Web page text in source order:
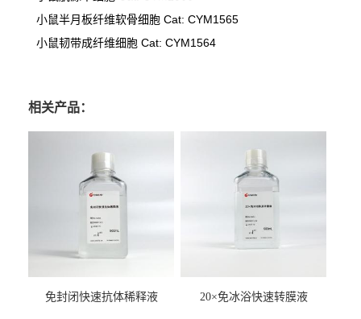
小鼠半月板纤维软骨细胞 Cat: CYM1565
小鼠韧带成纤维细胞 Cat: CYM1564
相关产品：
免封闭快速抗体稀释液 20×免冰浴快速转膜液